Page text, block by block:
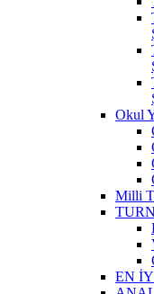
Okul
Milli
EN